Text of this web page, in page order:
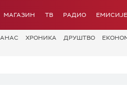
МАГАЗИН ТВ РАДИО ЕМИСИЈЕ
ХРОНИКА ДРУШТВО